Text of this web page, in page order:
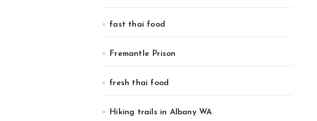
fast thai food
Fremantle Prison
fresh thai food
Hiking trails in Albany WA